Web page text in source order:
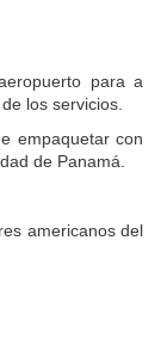
para a
los servicios.
empaquetar con
de Panamá.
americanos del